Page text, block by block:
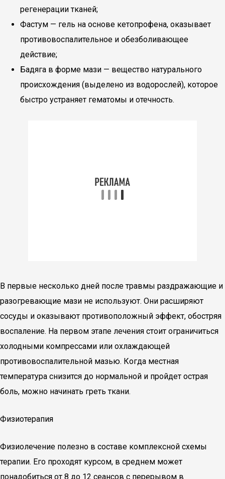
регенерации тканей;
Фастум — гель на основе кетопрофена, оказывает
противовоспалительное и обезболивающее
действие;
Бадяга в форме мази — вещество натурального
происхождения (выделено из водорослей), которое
быстро устраняет гематомы и отечность.
В первые несколько дней после травмы раздражающие и
разогревающие мази не используют. Они расширяют
сосуды и оказывают противоположный эффект, обостряя
воспаление. На первом этапе лечения стоит ограничиться
холодными компрессами или охлаждающей
противовоспалительной мазью. Когда местная
температура снизится до нормальной и пройдет острая
боль, можно начинать греть ткани.
Физиотерапия
Физиолечение полезно в составе комплексной схемы
терапии. Его проходят курсом, в среднем может
понадобиться от 8 до 12 сеансов с перерывом в